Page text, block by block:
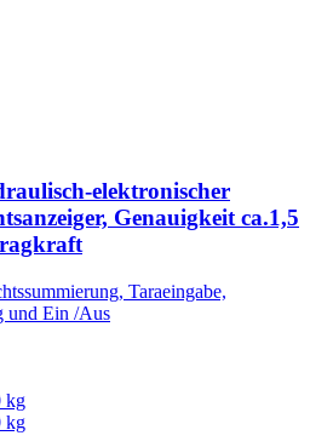
elektronischer
Genauigkeit ca.1,5
Taraeingabe,
und Ein /Aus
kg
kg